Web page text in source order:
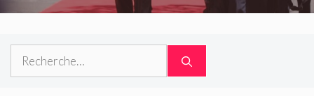
Rechercher :